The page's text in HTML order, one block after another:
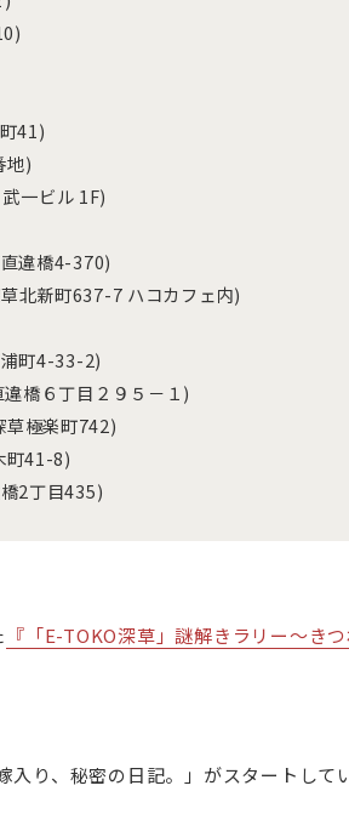
41)
地)
一ビル 1F)
違橋4-370)
北新町637-7 ハコカフェ内)
浦町4-33-2)
橋６丁目２９５－１)
草極楽町742)
町41-8)
2丁目435)
『「E-TOKO深草」謎解きラリー～き
り、秘密の日記。」がスタートし